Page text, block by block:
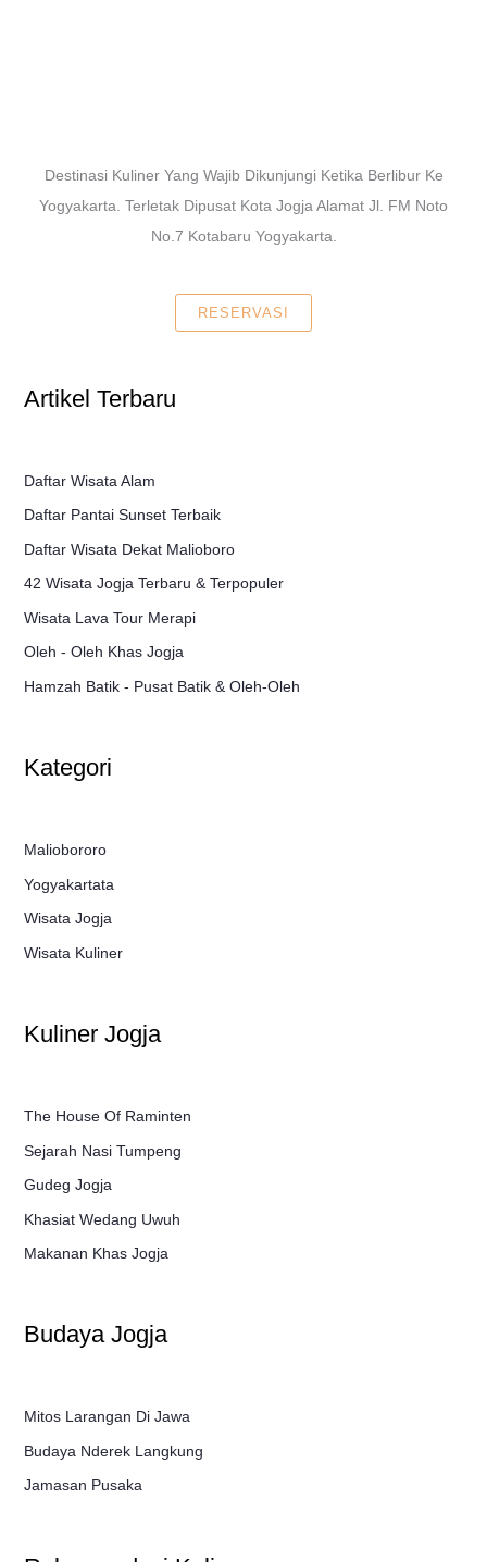
Destinasi Kuliner Yang Wajib Dikunjungi Ketika Berlibur Ke
Yogyakarta. Terletak Dipusat Kota Jogja Alamat Jl. FM Noto
No.7 Kotabaru Yogyakarta.
RESERVASI
Artikel Terbaru
Daftar Wisata Alam
Daftar Pantai Sunset Terbaik
Daftar Wisata Dekat Malioboro
42 Wisata Jogja Terbaru & Terpopuler
Wisata Lava Tour Merapi
Oleh - Oleh Khas Jogja
Hamzah Batik - Pusat Batik & Oleh-Oleh
Kategori
Maliobororo
Yogyakartata
Wisata Jogja
Wisata Kuliner
Kuliner Jogja
The House Of Raminten
Sejarah Nasi Tumpeng
Gudeg Jogja
Khasiat Wedang Uwuh
Makanan Khas Jogja
Budaya Jogja
Mitos Larangan Di Jawa
Budaya Nderek Langkung
Jamasan Pusaka